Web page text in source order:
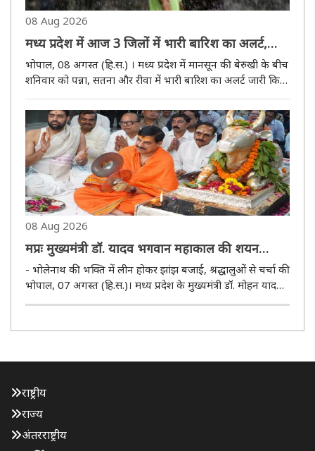
08 Aug 2026
मध्य प्रदेश में आज 3 जिलों में भारी बारिश का अलर्ट,
पन्ना-सतना-रीवा में 4 इंच तक बरसेंगे बादल
भोपाल, 08 अगस्त (हि.स.) । मध्य प्रदेश में मानसून की बेरुखी के बीच
शनिवार को पन्ना, सतना और रीवा में भारी बारिश का अलर्ट जारी किया
इंच तक बारिश का अनुमान जताया है। वहीं भोपाल, इंदौर, ..
08 Aug 2026
मप्रः मुख्यमंत्री डॉ. यादव भगवान महाकाल की शयन
आरती में हुए शामिल
- भोलेनाथ की भक्ति में लीन होकर झांझ बजाई, श्रद्धालुओं से चर्चा की
भोपाल, 07 अगस्त (हि.स.)। मध्य प्रदेश के मुख्यमंत्री डॉ. मोहन यादव
राष्ट्रीय
राज्य
अंतरराष्ट्रीय